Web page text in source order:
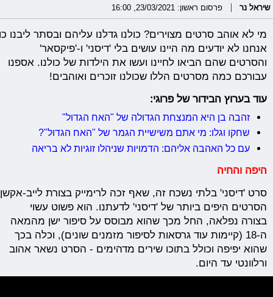
שיראל נר פרסום ראשון: 23/03/2021, 16:00
מי לא אוהב סרטים מצוירים? כולנו גדלנו עליהם ובסתר ליבנו
אנחנולא יודעים מה היינו עושים בלי 'דיסני' ו-'פיקסאר'
והסרטים שהם הביאו לחיינו ועשו את הילדות של כולנו. אספנו
עבורכם כמה מסרטים הללו שכולנו זוכרים ואוהבים!
עוד בערוץ הבידור של פרוגי:
זהבה בן היא המנצחת הגדולה של "האח הגדול"
שחקו וגלו: מי אתם משישיית הגמר של "האח הגדול"?
עם כל האהבה אליהם: הדמויות שניהלו זוגיות לא בריאה
היפה והחיה
סרט 'דיסני' בלתי נשכח זה, שאף זכה לרימייק בצורת לייב-אקשן
הסרטים היפים ביותר של 'דיסני' לדעתנו. הוא פשוט עשוי
בצורה נפלאה, החל מכך שהוא מבוסס על סיפור ישן מהמאה
ה-18 (קיימות עוד גרסאות לסיפור מזמנים שונים), וכלה בכך
שהוא יפיפה וכולל בתוכו שירים מדהימים - הסרט נשאר אהוב
ורלוונטי עד היום.